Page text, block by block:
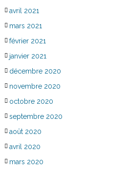
avril 2021
mars 2021
février 2021
janvier 2021
décembre 2020
novembre 2020
octobre 2020
septembre 2020
août 2020
avril 2020
mars 2020